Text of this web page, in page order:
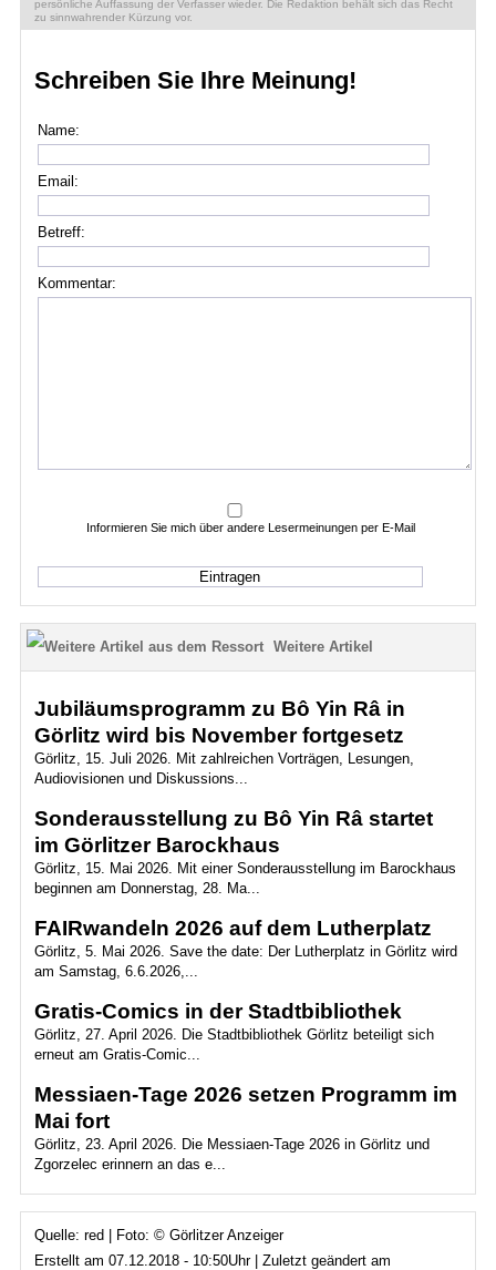
persönliche Auffassung der Verfasser wieder. Die Redaktion behält sich das Recht
zu sinnwahrender Kürzung vor.
Schreiben Sie Ihre Meinung!
Name:
Email:
Betreff:
Kommentar:
Informieren Sie mich über andere Lesermeinungen per E-Mail
Weitere Artikel
Jubiläumsprogramm zu Bô Yin Râ in
Görlitz wird bis November fortgesetz
Görlitz, 15. Juli 2026. Mit zahlreichen Vorträgen, Lesungen,
Audiovisionen und Diskussions...
Sonderausstellung zu Bô Yin Râ startet
im Görlitzer Barockhaus
Görlitz, 15. Mai 2026. Mit einer Sonderausstellung im Barockhaus
beginnen am Donnerstag, 28. Ma...
FAIRwandeln 2026 auf dem Lutherplatz
Görlitz, 5. Mai 2026. Save the date: Der Lutherplatz in Görlitz wird
am Samstag, 6.6.2026,...
Gratis-Comics in der Stadtbibliothek
Görlitz, 27. April 2026. Die Stadtbibliothek Görlitz beteiligt sich
erneut am Gratis-Comic...
Messiaen-Tage 2026 setzen Programm im
Mai fort
Görlitz, 23. April 2026. Die Messiaen-Tage 2026 in Görlitz und
Zgorzelec erinnern an das e...
Quelle: red | Foto: © Görlitzer Anzeiger
Erstellt am 07.12.2018 - 10:50Uhr | Zuletzt geändert am